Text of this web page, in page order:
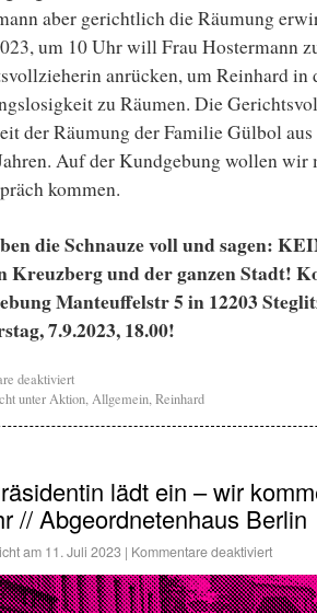
aber gerichtlich die Räumung
um 10 Uhr will Frau Hostermann
anrücken, um Reinhard in
zu Räumen. Die
der Räumung der Familie Gülbol
Auf der Kundgebung wollen
kommen.
die Schnauze voll und sagen:
Kreuzberg und der ganzen Stadt!
Manteuffelstr 5 in 12203
7.9.2023, 18.00!
deaktiviert
unterAktion,Allgemein,Reinhard
lädt ein – wir
// Abgeordnetenhaus Berlin
am 11. Juli 2023 | Kommentare deaktiviert